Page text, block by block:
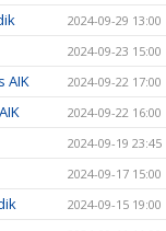
2024-09-29 13:00
2024-09-23 15:00
AIK 2024-09-22 17:00
2024-09-22 16:00
2024-09-19 23:45
2024-09-17 15:00
2024-09-15 19:00